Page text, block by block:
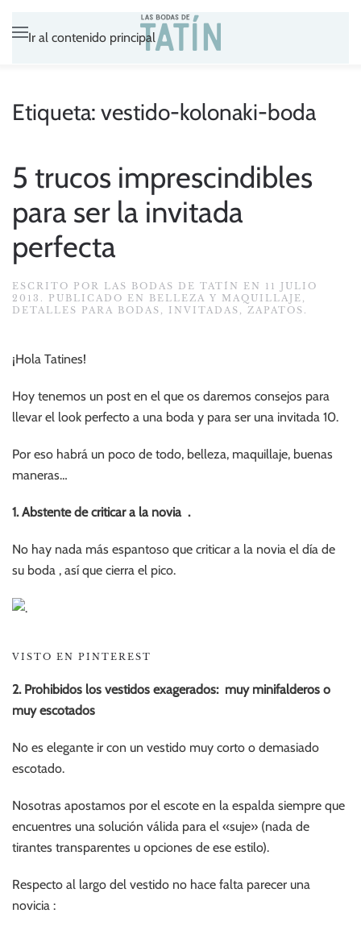
Ir al contenido principal
Etiqueta: vestido-kolonaki-boda
5 trucos imprescindibles
para ser la invitada
perfecta
ESCRITO POR LAS BODAS DE TATÍN EN 11 JULIO
2013 . PUBLICADO EN BELLEZA Y MAQUILLAJE ,
DETALLES PARA BODAS , INVITADAS , ZAPATOS .
¡Hola Tatines!
Hoy tenemos un post en el que os daremos consejos para
llevar el look perfecto a una boda y para ser una invitada 10.
Por eso habrá un poco de todo, belleza, maquillaje, buenas
maneras…
1. Abstente de criticar a la novia .
No hay nada más espantoso que criticar a la novia el día de
su boda , así que cierra el pico.
VISTO EN PINTEREST
2. Prohibidos los vestidos exagerados: muy minifalderos o
muy escotados
No es elegante ir con un vestido muy corto o demasiado
escotado.
Nosotras apostamos por el escote en la espalda siempre que
encuentres una solución válida para el «suje» (nada de
tirantes transparentes u opciones de ese estilo).
Respecto al largo del vestido no hace falta parecer una
novicia :